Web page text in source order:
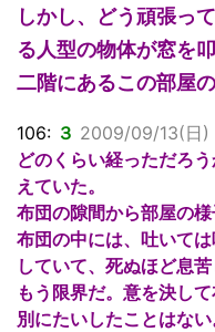
しかし、どう頑張っ
る人型の物体が窓を
二階にあるこの部屋の
106: ３ 2009/09/13(日)
どのくらい経っただろ
えていた。
布団の隙間から部屋の様
布団の中には、吐いて
していて、死ぬほど息苦
もう限界だ。意を決し
別にたいしたことはない